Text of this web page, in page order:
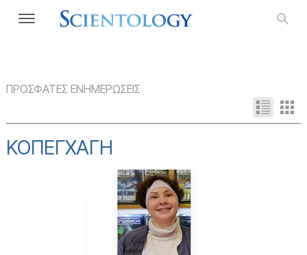
ΠΡΟΣΦΑΤΕΣ ΕΝΗΜΕΡΩΣΕΙΣ
ΚΟΠΕΓΧΆΓΗ